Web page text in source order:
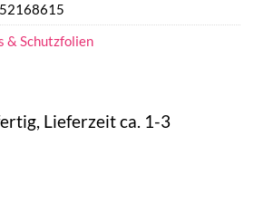
Lieferzeit ca. 1-3
& Schutzfolien